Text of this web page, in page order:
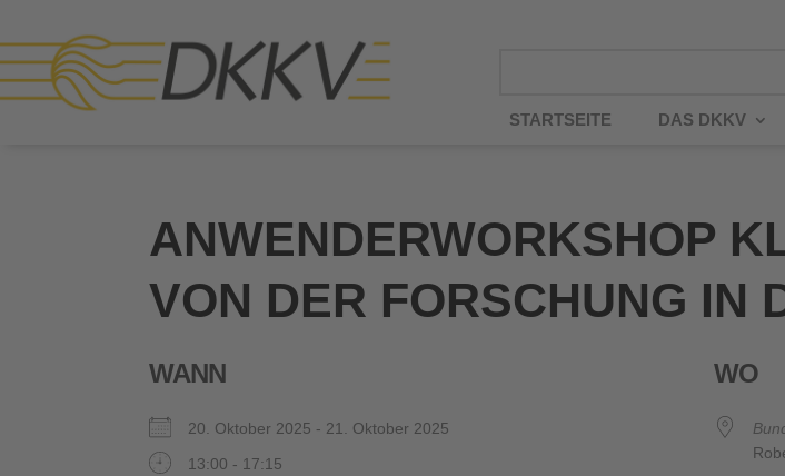
STARTSEITE DAS DKKV
ANWENDERWORKSHOP
VON DER FORSCHUNG IN
WANN
20. Oktober 2025 - 21. Oktober 2025
13:00 - 17:15
WO